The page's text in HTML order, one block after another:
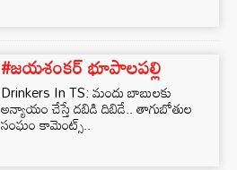
#జయశంకర్ భూపాలపల్లి
Drinkers In TS: మందు బాబులకు
అన్యాయం చేస్తే దబిడి దిబిడే.. తాగుబోతుల
సంఘం కామెంట్స్..